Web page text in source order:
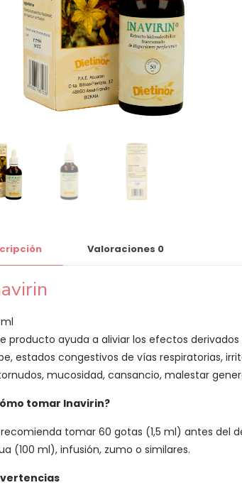
Valoraciones 0
producto ayuda a aliviar los efectos
estados congestivos de vías respiratorias,
mucosidad, cansancio, malestar
tomar Inavirin?
recomienda tomar 60 gotas (1,5 ml) antes del
(100 ml), infusión, zumo o similares.